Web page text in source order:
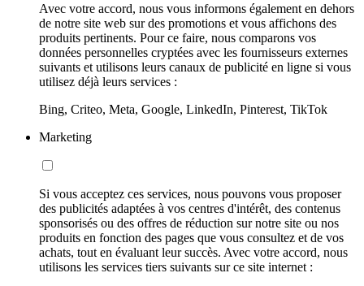
Avec votre accord, nous vous informons également en dehors
de notre site web sur des promotions et vous affichons des
produits pertinents. Pour ce faire, nous comparons vos
données personnelles cryptées avec les fournisseurs externes
suivants et utilisons leurs canaux de publicité en ligne si vous
utilisez déjà leurs services :
Bing, Criteo, Meta, Google, LinkedIn, Pinterest, TikTok
Marketing
Si vous acceptez ces services, nous pouvons vous proposer
des publicités adaptées à vos centres d'intérêt, des contenus
sponsorisés ou des offres de réduction sur notre site ou nos
produits en fonction des pages que vous consultez et de vos
achats, tout en évaluant leur succès. Avec votre accord, nous
utilisons les services tiers suivants sur ce site internet :